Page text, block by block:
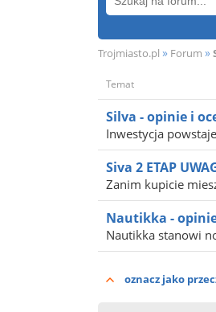
Trojmiasto.pl » Forum »
Temat
Silva - opinie i
Inwestycja
Siva 2 ETAP
Zanim kupicie
Nautikka -
Nautikka stanowi
oznacz jako